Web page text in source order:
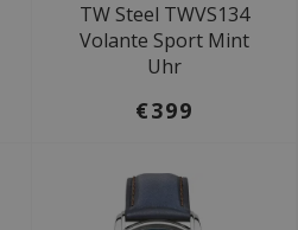
TW Steel TWVS134
Volante Sport Mint
Uhr
€399